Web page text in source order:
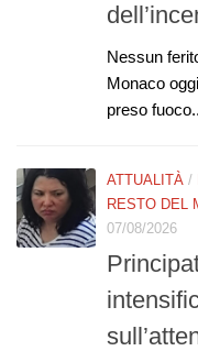
Nessun
Monaco
preso
ATTUALITÀ /
RESTO DEL
07/08/2026